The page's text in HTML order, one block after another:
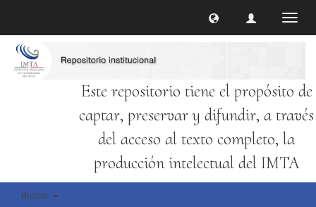
Este repositorio tiene el propósito de
captar, preservar y difundir, a través
del acceso al texto completo, la
producción intelectual del IMTA
Buscar